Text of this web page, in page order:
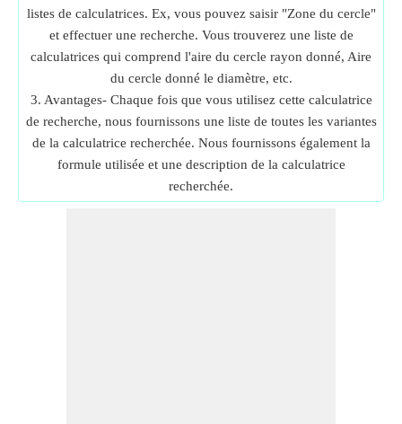
listes de calculatrices. Ex, vous pouvez saisir "Zone du cercle"
et effectuer une recherche. Vous trouverez une liste de
calculatrices qui comprend l'aire du cercle rayon donné, Aire
du cercle donné le diamètre, etc.
3. Avantages- Chaque fois que vous utilisez cette calculatrice
de recherche, nous fournissons une liste de toutes les variantes
de la calculatrice recherchée. Nous fournissons également la
formule utilisée et une description de la calculatrice
recherchée.